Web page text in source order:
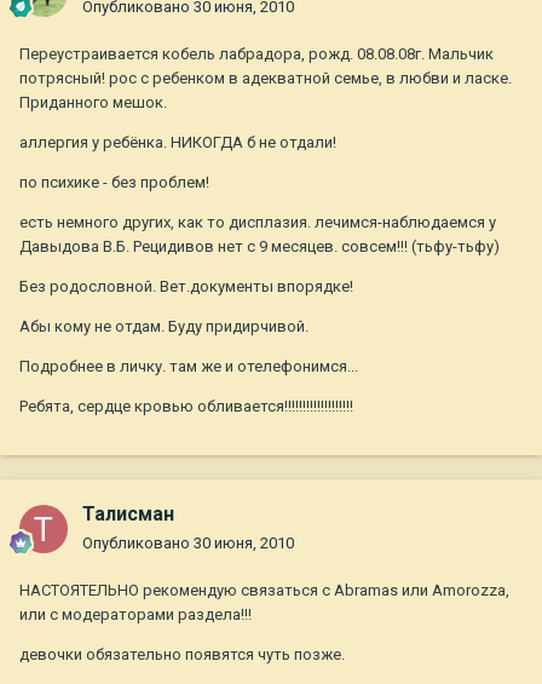
Опубликовано 30 июня, 2010
Переустраивается кобель лабрадора, рожд. 08.08.08г. Мальчик
потрясный! рос с ребенком в адекватной семье, в любви и ласке.
Приданного мешок.
аллергия у ребёнка. НИКОГДА б не отдали!
по психике - без проблем!
есть немного других, как то дисплазия. лечимся-наблюдаемся у
Давыдова В.Б. Рецидивов нет с 9 месяцев. совсем!!! (тьфу-тьфу)
Без родословной. Вет.документы впорядке!
Абы кому не отдам. Буду придирчивой.
Подробнее в личку. там же и отелефонимся...
Ребята, сердце кровью обливается!!!!!!!!!!!!!!!!!!!
Талисман
Опубликовано 30 июня, 2010
НАСТОЯТЕЛЬНО рекомендую связаться с Abramas или Amorozza,
или с модераторами раздела!!!
девочки обязательно появятся чуть позже.